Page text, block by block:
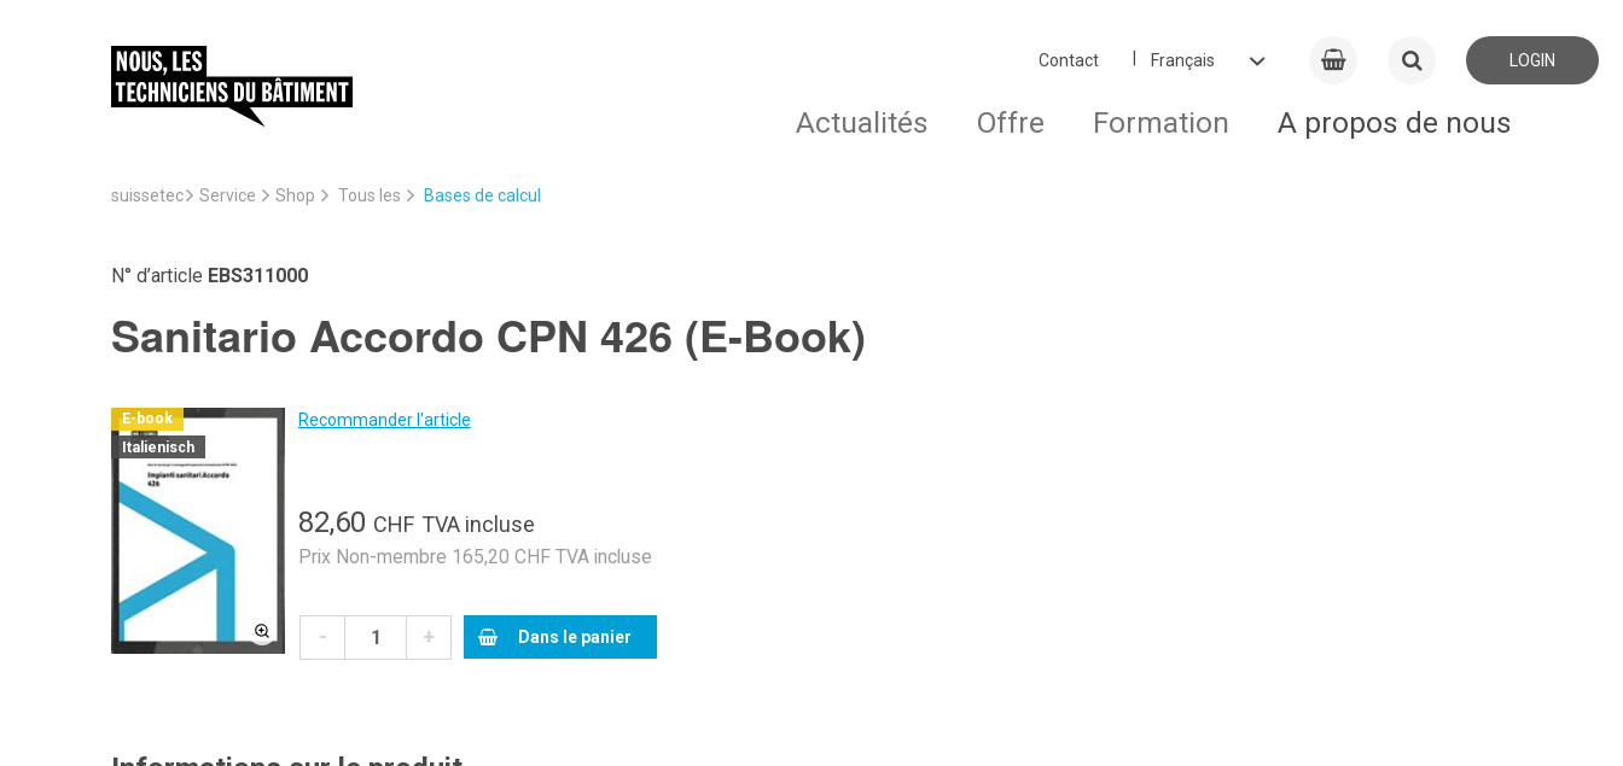
Contact LOGIN
Actualités Offre Formation A propos de nous
suissetec Service Shop Tous les Bases de calcul
N° d’article EBS311000
Sanitario Accordo CPN 426 (E-Book)
E-book
Italienisch
Recommander l'article
82,60 CHF TVA incluse
Prix Non-membre 165,20 CHF TVA incluse
- + Dans le panier